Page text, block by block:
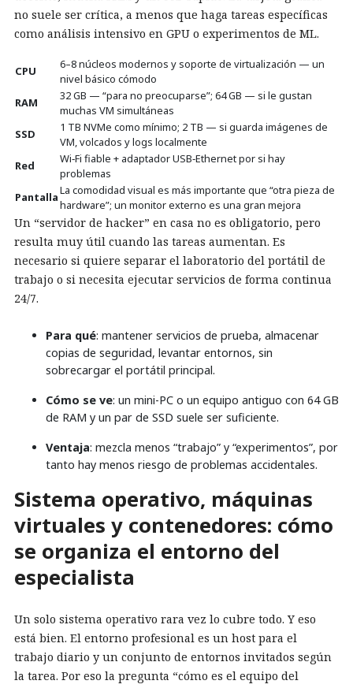
no suele ser crítica, a menos que haga tareas específicas
como análisis intensivo en GPU o experimentos de ML.
CPU
6–8 núcleos modernos y soporte de virtualización — un
nivel básico cómodo
RAM
32 GB — “para no preocuparse”; 64 GB — si le gustan
muchas VM simultáneas
SSD
1 TB NVMe como mínimo; 2 TB — si guarda imágenes de
VM, volcados y logs localmente
Red
Wi‑Fi fiable + adaptador USB‑Ethernet por si hay
problemas
PantallaLa comodidad visual es más importante que “otra pieza de
hardware”; un monitor externo es una gran mejora
Un “servidor de hacker” en casa no es obligatorio, pero
resulta muy útil cuando las tareas aumentan. Es
necesario si quiere separar el laboratorio del portátil de
trabajo o si necesita ejecutar servicios de forma continua
24/7.
Para qué: mantener servicios de prueba, almacenar
copias de seguridad, levantar entornos, sin
sobrecargar el portátil principal.
Cómo se ve: un mini-PC o un equipo antiguo con 64 GB
de RAM y un par de SSD suele ser suficiente.
Ventaja: mezcla menos “trabajo” y “experimentos”, por
tanto hay menos riesgo de problemas accidentales.
Sistema operativo, máquinas
virtuales y contenedores: cómo
se organiza el entorno del
especialista
Un solo sistema operativo rara vez lo cubre todo. Y eso
está bien. El entorno profesional es un host para el
trabajo diario y un conjunto de entornos invitados según
la tarea. Por eso la pregunta “cómo es el equipo del